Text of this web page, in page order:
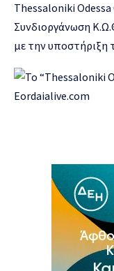
Thessaloniki Odessa
Συνδιοργάνωση
με την υποστήριξη